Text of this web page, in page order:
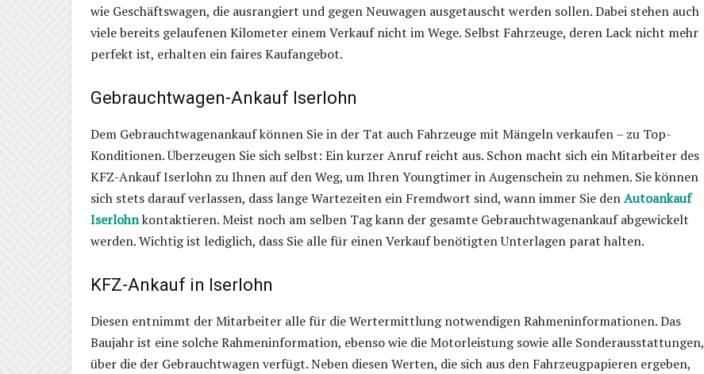
wie Geschäftswagen, die ausrangiert und gegen Neuwagen ausgetauscht werden sollen. Dabei stehen auch
viele bereits gelaufenen Kilometer einem Verkauf nicht im Wege. Selbst Fahrzeuge, deren Lack nicht mehr
perfekt ist, erhalten ein faires Kaufangebot.
Gebrauchtwagen-Ankauf Iserlohn
Dem Gebrauchtwagenankauf können Sie in der Tat auch Fahrzeuge mit Mängeln verkaufen – zu Top-
Konditionen. Überzeugen Sie sich selbst: Ein kurzer Anruf reicht aus. Schon macht sich ein Mitarbeiter des
KFZ-Ankauf Iserlohn zu Ihnen auf den Weg, um Ihren Youngtimer in Augenschein zu nehmen. Sie können
sich stets darauf verlassen, dass lange Wartezeiten ein Fremdwort sind, wann immer Sie denAutoankauf
Iserlohnkontaktieren. Meist noch am selben Tag kann der gesamte Gebrauchtwagenankauf abgewickelt
werden. Wichtig ist lediglich, dass Sie alle für einen Verkauf benötigten Unterlagen parat halten.
KFZ-Ankauf in Iserlohn
Diesen entnimmt der Mitarbeiter alle für die Wertermittlung notwendigen Rahmeninformationen. Das
Baujahr ist eine solche Rahmeninformation, ebenso wie die Motorleistung sowie alle Sonderausstattungen,
über die der Gebrauchtwagen verfügt. Neben diesen Werten, die sich aus den Fahrzeugpapieren ergeben,